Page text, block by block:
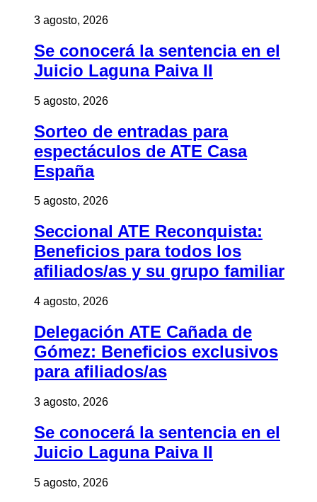
3 agosto, 2026
Se conocerá la sentencia en el
Juicio Laguna Paiva II
5 agosto, 2026
Sorteo de entradas para
espectáculos de ATE Casa
España
5 agosto, 2026
Seccional ATE Reconquista:
Beneficios para todos los
afiliados/as y su grupo familiar
4 agosto, 2026
Delegación ATE Cañada de
Gómez: Beneficios exclusivos
para afiliados/as
3 agosto, 2026
Se conocerá la sentencia en el
Juicio Laguna Paiva II
5 agosto, 2026